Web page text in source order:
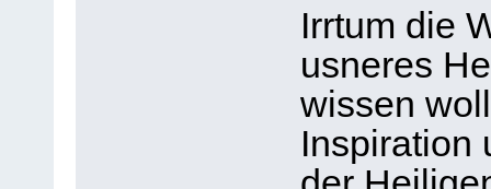
Irrtum die
usneres
wissen
Inspiration